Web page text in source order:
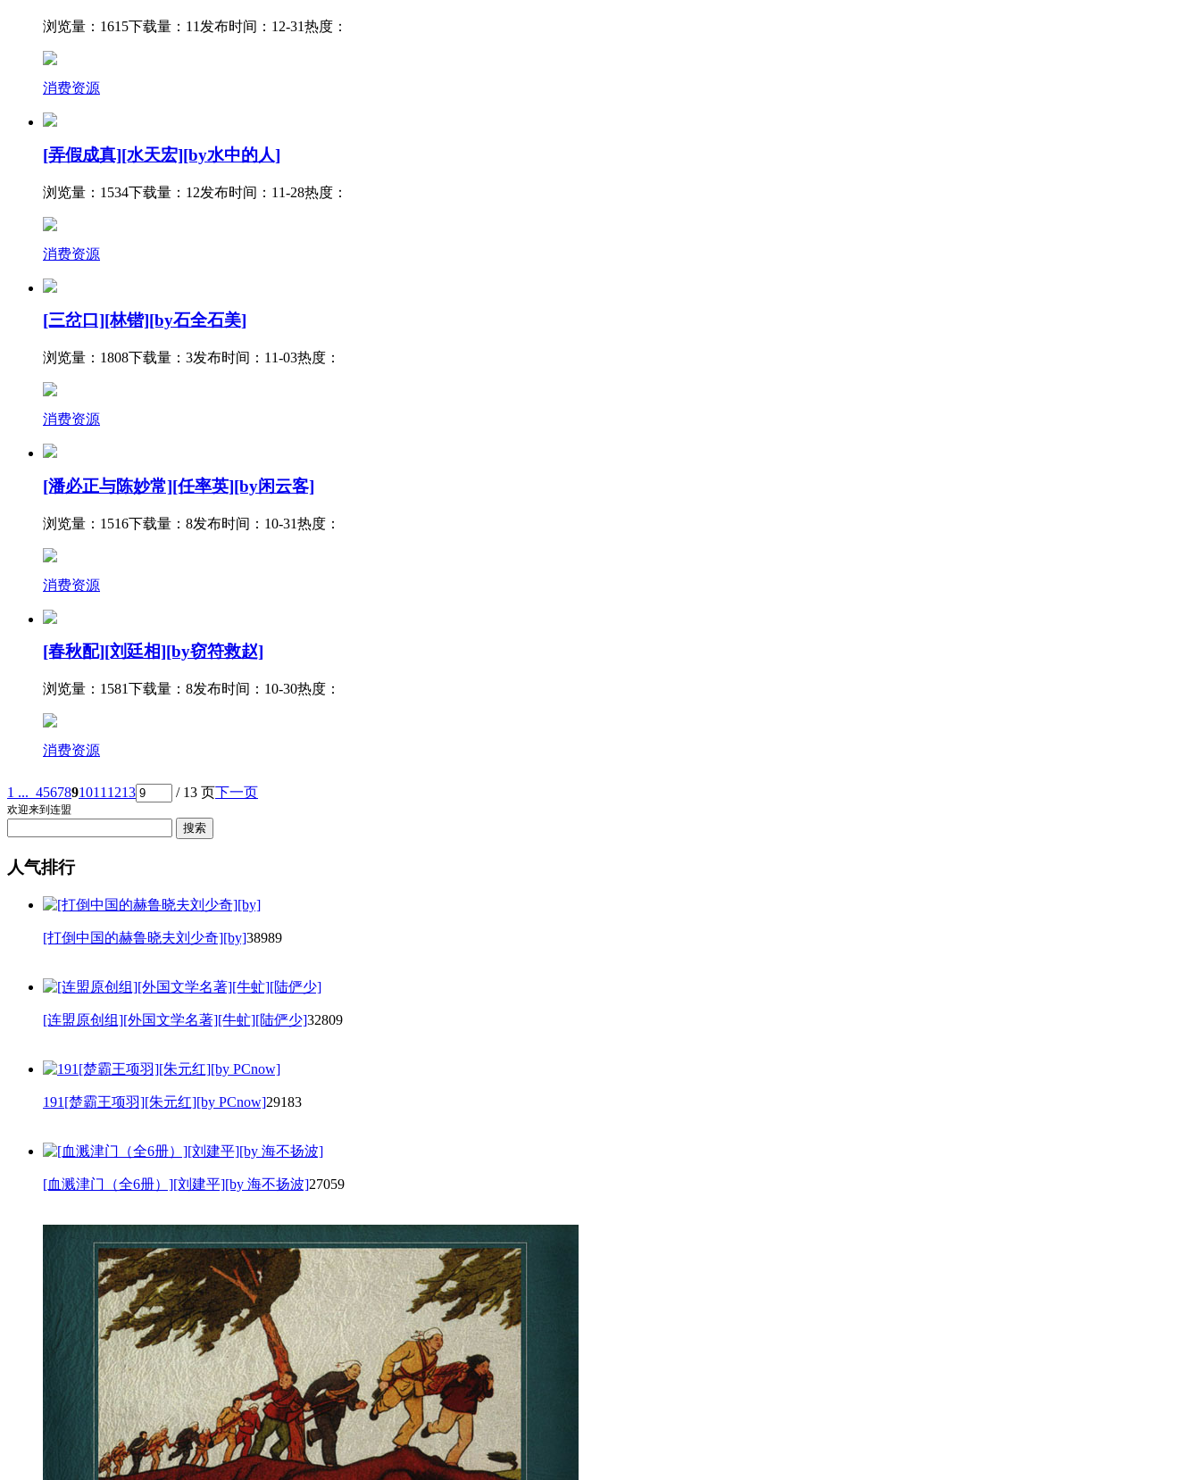
浏览量：1615下载量：11 发布时间：12-31热度：
消费资源
[弄假成真][水天宏][by水中的人]
浏览量：1534下载量：12发布时间：11-28热度：
消费资源
[三岔口][林锴][by石全石美]
浏览量：1808下载量：3发布时间：11-03热度：
消费资源
[潘必正与陈妙常][任率英][by闲云客]
浏览量：1516下载量：8发布时间：10-31热度：
消费资源
[春秋配][刘廷相][by窃符救赵]
浏览量：1581下载量：8发布时间：10-30热度：
消费资源
1 ... 4567891011 1213 / 13 页下一页
欢迎来到连盟
人气排行
[打倒中国的赫鲁晓夫刘少奇][by]38989
[连盟原创组][外国文学名著][牛虻][陆俨少]32809
191[楚霸王项羽][朱元红][by PCnow]29183
[血溅津门（全6册）][刘建平][by 海不扬波]27059